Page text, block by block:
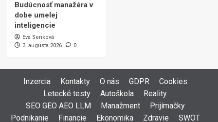
Budúcnosť manažéra v
dobe umelej
inteligencie
Eva Senková
3. augusta 2026
0
Inzercia Kontakty O nás GDPR
Cookies
Letecké testy
Autoškola
Reality
SEO GEO AEO LLM
Manažment
Prijímačky
Podnikanie
Financie Ekonomika Zdravie SWOT